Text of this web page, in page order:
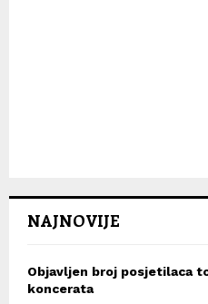
NAJNOVIJE
Objavljen broj posjetilaca
koncerata